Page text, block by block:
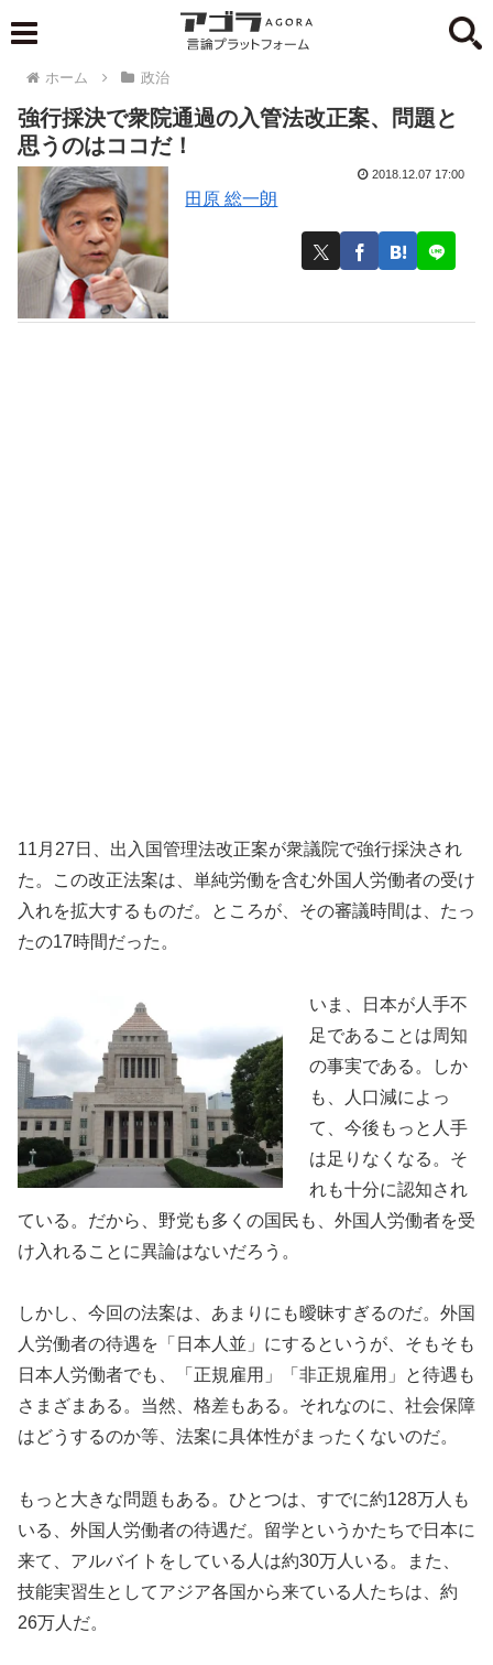
ホーム 政治
強行採決で衆院通過の入管法改正案、問題と
思うのはココだ！
田原 総一朗
2018.12.07 17:00
11月27日、出入国管理法改正案が衆議院で強行採決され
た。この改正法案は、単純労働を含む外国人労働者の受け
入れを拡大するものだ。ところが、その審議時間は、たっ
たの17時間だった。
いま、日本が人手不
足であることは周知
の事実である。しか
も、人口減によっ
て、今後もっと人手
は足りなくなる。そ
れも十分に認知され
ている。だから、野党も多くの国民も、外国人労働者を受
け入れることに異論はないだろう。
しかし、今回の法案は、あまりにも曖昧すぎるのだ。外国
人労働者の待遇を「日本人並」にするというが、そもそも
日本人労働者でも、「正規雇用」「非正規雇用」と待遇も
さまざまある。当然、格差もある。それなのに、社会保障
はどうするのか等、法案に具体性がまったくないのだ。
もっと大きな問題もある。ひとつは、すでに約128万人も
いる、外国人労働者の待遇だ。留学というかたちで日本に
来て、アルバイトをしている人は約30万人いる。また、
技能実習生としてアジア各国から来ている人たちは、約
26万人だ。